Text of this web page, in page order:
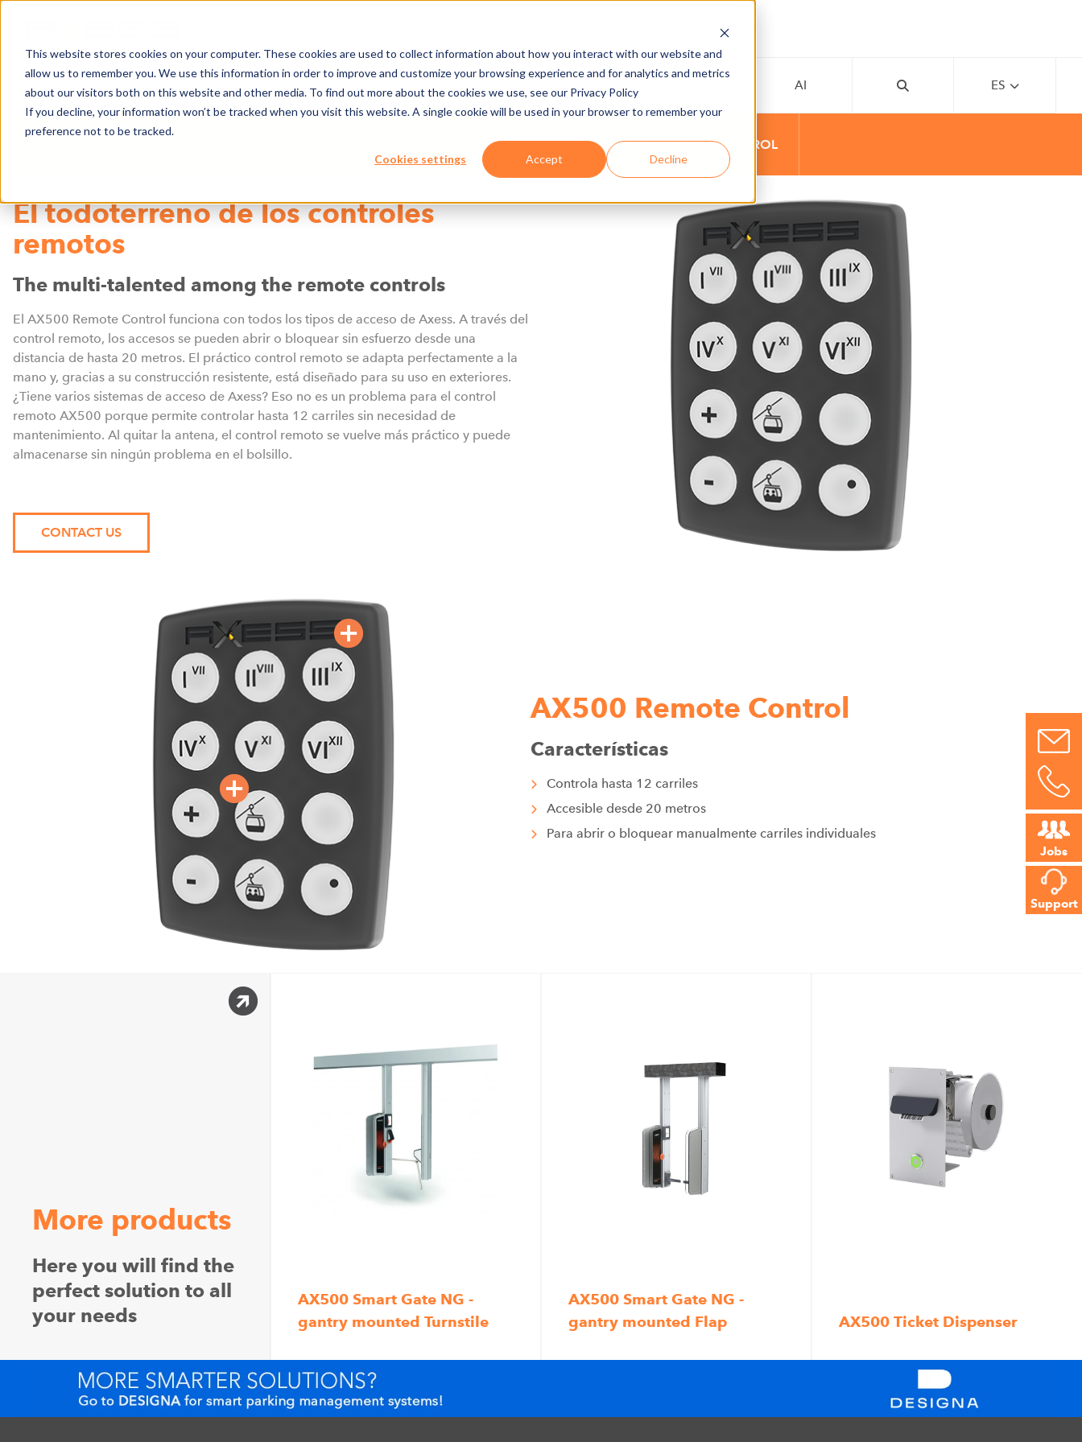
This website stores cookies on your computer. These cookies are used to collect information about how you interact with our website and
allow us to remember you. We use this information in order to improve and customize your browsing experience and for analytics and metrics
about our visitors both on this website and other media. To find out more about the cookies we use, see our Privacy Policy
If you decline, your information won’t be tracked when you visit this website. A single cookie will be used in your browser to remember your
preference not to be tracked.
Cookies settings Accept Decline
NOTICIAS ÁREAS DE NEGOCIO COMPAÑÍA PRENSA/DESCARGA EMPLEO AI ES
Jobs
Support
AX500 REMOTE CONTROL
HARDWARE
El todoterreno de los controles
remotos
The multi-talented among the remote controls
El AX500 Remote Control funciona con todos los tipos de acceso de Axess. A través del
control remoto, los accesos se pueden abrir o bloquear sin esfuerzo desde una
distancia de hasta 20 metros. El práctico control remoto se adapta perfectamente a la
mano y, gracias a su construcción resistente, está diseñado para su uso en exteriores.
¿Tiene varios sistemas de acceso de Axess? Eso no es un problema para el control
remoto AX500 porque permite controlar hasta 12 carriles sin necesidad de
mantenimiento. Al quitar la antena, el control remoto se vuelve más práctico y puede
almacenarse sin ningún problema en el bolsillo.
CONTACT US
AX500 Remote Control
Características
Controla hasta 12 carriles
Accesible desde 20 metros
Para abrir o bloquear manualmente carriles individuales
More products
Here you will find the
perfect solution to all
your needs
AX500 Smart Gate NG -
gantry mounted Turnstile
AX500 Smart Gate NG -
gantry mounted Flap
AX500 Ticket Dispenser